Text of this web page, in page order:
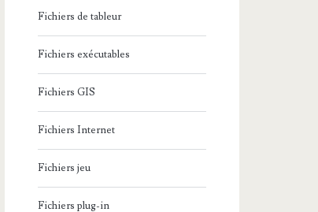
Fichiers de tableur
Fichiers exécutables
Fichiers GIS
Fichiers Internet
Fichiers jeu
Fichiers plug-in